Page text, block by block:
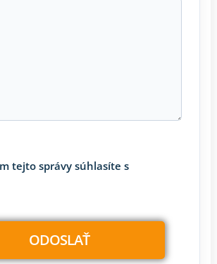
tejto správy súhlasíte s